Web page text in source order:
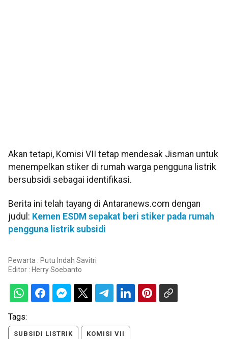
Akan tetapi, Komisi VII tetap mendesak Jisman untuk
menempelkan stiker di rumah warga pengguna listrik
bersubsidi sebagai identifikasi.
Berita ini telah tayang di Antaranews.com dengan
judul: Kemen ESDM sepakat beri stiker pada rumah
pengguna listrik subsidi
Pewarta : Putu Indah Savitri
Editor : Herry Soebanto
Tags:
SUBSIDI LISTRIK KOMISI VII